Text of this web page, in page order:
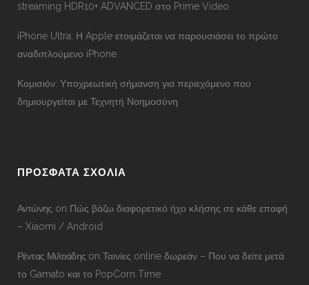
streaming HDR10+ ADVANCED στο Prime Video
iPhone Ultra: Η Apple ετοιμάζεται να παρουσιάσει το πρώτο
αναδιπλούμενο iPhone
Κομισιόν: Υποχρεωτική σήμανση για περιεχόμενο που
δημιουργείται με Τεχνητή Νοημοσύνη
ΠΡΟΣΦΑΤΑ ΣΧΟΛΙΑ
Αντώνης on Πώς βάζω διαφορετικό ήχο κλήσης σε κάθε επαφή
– Xiaomi / Android
Ρέντας Μιλτιάδης onΤαινίες online δωρεάν – Που να δείτε μετά
το Gamato και το PopCorn Time